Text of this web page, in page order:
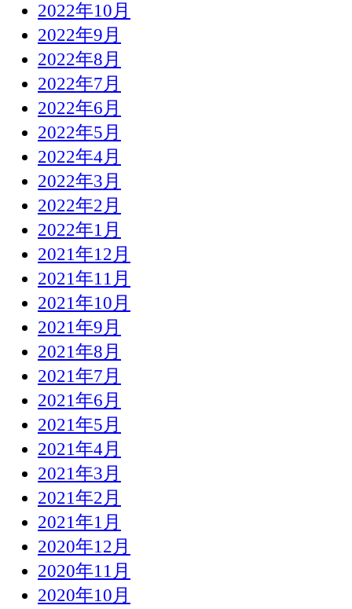
2022年10月
2022年9月
2022年8月
2022年7月
2022年6月
2022年5月
2022年4月
2022年3月
2022年2月
2022年1月
2021年12月
2021年11月
2021年10月
2021年9月
2021年8月
2021年7月
2021年6月
2021年5月
2021年4月
2021年3月
2021年2月
2021年1月
2020年12月
2020年11月
2020年10月